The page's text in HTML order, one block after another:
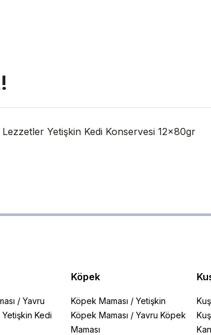
Yetişkin Kedi Konservesi 12x80gr
/ Yavru
Yetişkin Kedi
Köpek
Köpek Maması /Yetişkin
Köpek Maması /Yavru Köpek
Maması